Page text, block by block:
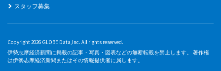
スタッフ募集
Copyright 2026 GLOBE Data,Inc. All rights reserved.
伊勢志摩経済新聞に掲載の記事・写真・図表などの無断転載を禁止します。 著作権
は伊勢志摩経済新聞またはその情報提供者に属します。